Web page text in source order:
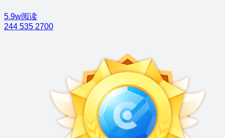
5.9w阅读
244 535 2700